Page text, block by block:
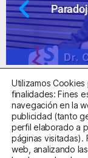
Centro
Utilizamos
finalidades: Fines
navegación en la
publicidad (tanto
perfil elaborado a
páginas visitadas).
web, analizando